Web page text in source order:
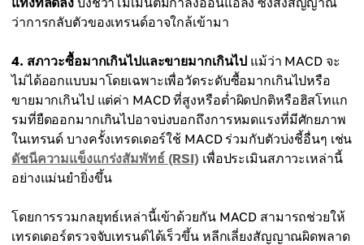
ว่าการกลับตัวของเทรนด์อาจใกล้เข้ามา
4. สภาวะซื้อมากเกินไปและขายมากเกินไป แม้ว่า MACD จะ
ไม่ได้ออกแบบมาโดยเฉพาะเพื่อวัดระดับซื้อมากเกินไปหรือ
ขายมากเกินไป แต่ค่า MACD ที่สูงหรือต่ำผิดปกติหรือฮิสโทแก
รมที่ยืดออกมากเกินไปอาจบ่งบอกถึงการหมดแรงที่มีศักยภาพ
ในเทรนด์ บางครั้งเทรดเดอร์ใช้ MACD ร่วมกับตัวบ่งชี้อื่นๆ เช่น
ดัชนีความแข็งแกร่งสัมพัทธ์ (RSI) เพื่อประเมินสภาวะเหล่านี้
อย่างแม่นยำยิ่งขึ้น
โดยการรวมกลยุทธ์เหล่านี้เข้าด้วยกัน MACD สามารถช่วยให้
เทรดเดอร์ตรวจจับเทรนด์ได้เร็วขึ้น หลีกเลี่ยงสัญญาณผิดพลาด